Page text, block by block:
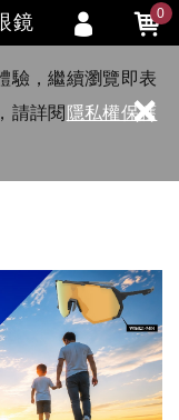
驗，繼續瀏覽即表
請詳閱 隱私權保護
×
鏡 0